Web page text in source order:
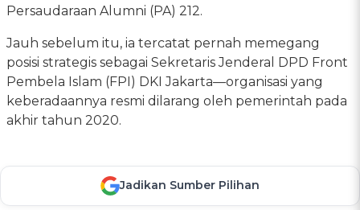
Persaudaraan Alumni (PA) 212.
Jauh sebelum itu, ia tercatat pernah memegang
posisi strategis sebagai Sekretaris Jenderal DPD Front
Pembela Islam (FPI) DKI Jakarta—organisasi yang
keberadaannya resmi dilarang oleh pemerintah pada
akhir tahun 2020.
Jadikan Sumber Pilihan